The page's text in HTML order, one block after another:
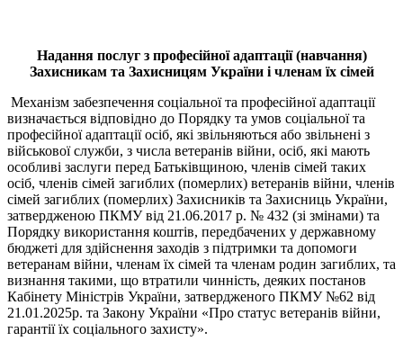
Надання послуг з професійної адаптації (навчання)
Захисникам та Захисницям України і членам їх сімей
Механізм забезпечення соціальної та професійної адаптації
визначається відповідно до Порядку та умов соціальної та
професійної адаптації осіб, які звільняються або звільнені з
військової служби, з числа ветеранів війни, осіб, які мають
особливі заслуги перед Батьківщиною, членів сімей таких
осіб, членів сімей загиблих (померлих) ветеранів війни, членів
сімей загиблих (померлих) Захисників та Захисниць України,
затвердженою ПКМУ від 21.06.2017 р. № 432 (зі змінами) та
Порядку використання коштів, передбачених у державному
бюджеті для здійснення заходів з підтримки та допомоги
ветеранам війни, членам їх сімей та членам родин загиблих, та
визнання такими, що втратили чинність, деяких постанов
Кабінету Міністрів України, затвердженого ПКМУ №62 від
21.01.2025р. та Закону України «Про статус ветеранів війни,
гарантії їх соціального захисту».